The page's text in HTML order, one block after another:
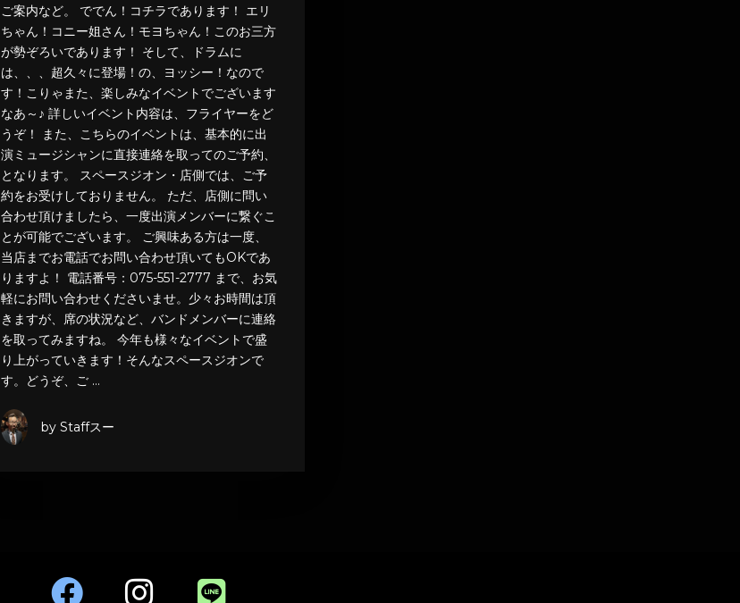
ご案内など。 ででん！コチラであります！ エリ
ちゃん！コニー姐さん！モヨちゃん！このお三方
が勢ぞろいであります！ そして、ドラムに
は、、、超久々に登場！の、ヨッシー！なので
す！こりゃまた、楽しみなイベントでございます
なあ～♪ 詳しいイベント内容は、フライヤーをど
うぞ！ また、こちらのイベントは、基本的に出
演ミュージシャンに直接連絡を取ってのご予約、
となります。 スペースジオン・店側では、ご予
約をお受けしておりません。 ただ、店側に問い
合わせ頂けましたら、一度出演メンバーに繋ぐこ
とが可能でございます。 ご興味ある方は一度、
当店までお電話でお問い合わせ頂いてもOKであ
りますよ！ 電話番号：075-551-2777 まで、お気
軽にお問い合わせくださいませ。少々お時間は頂
きますが、席の状況など、バンドメンバーに連絡
を取ってみますね。 今年も様々なイベントで盛
り上がっていきます！そんなスペースジオンで
す。どうぞ、ご …
by Staffスー